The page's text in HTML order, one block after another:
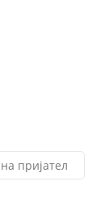
пријател